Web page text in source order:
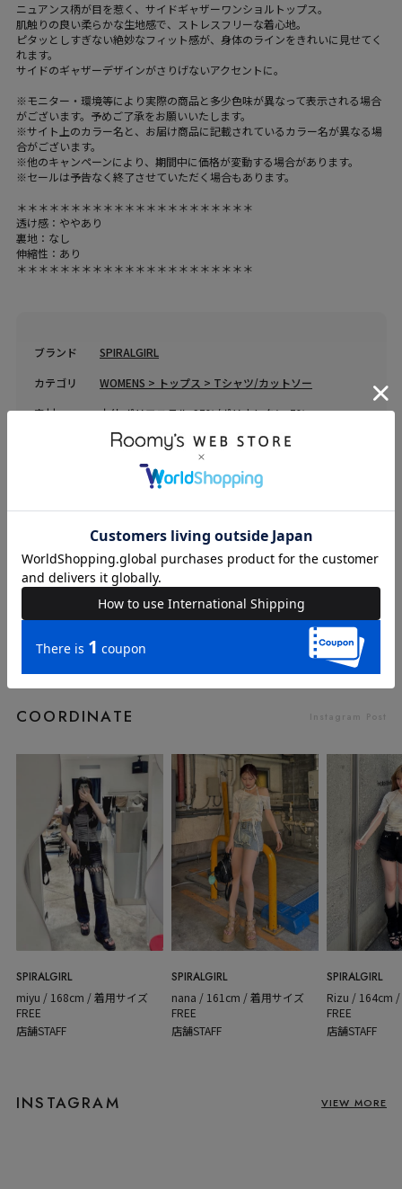
ニュアンス柄が目を惹く、サイドギャザーワンショルトップス。
肌触りの良い柔らかな生地感で、ストレスフリーな着心地。
ピタッとしすぎない絶妙なフィット感が、身体のラインをきれいに見せてく
れます。
サイドのギャザーデザインがさりげないアクセントに。
※モニター・環境等により実際の商品と多少色味が異なって表示される場合
がございます。予めご了承をお願いいたします。
※サイト上のカラー名と、お届け商品に記載されているカラー名が異なる場
合がございます。
※他のキャンペーンにより、期間中に価格が変動する場合があります。
※セールは予告なく終了させていただく場合もあります。
＊＊＊＊＊＊＊＊＊＊＊＊＊＊＊＊＊＊＊＊＊＊
透け感：ややあり
裏地：なし
伸縮性：あり
＊＊＊＊＊＊＊＊＊＊＊＊＊＊＊＊＊＊＊＊＊＊
ブランド
SPIRALGIRL
カテゴリ
WOMENS > トップス > Tシャツ/カットソー
素材
本体 ポリエステル-95%/ポリウレタン-5%
中国
605 円 (税込) （送料について）
サイドギャザーワンショルトップス
品番
64620524
COORDINATE Instagram Post
SPIRALGIRL
miyu / 168cm / 着用サイズ
FREE
店舗STAFF
SPIRALGIRL
nana / 161cm / 着用サイズ
FREE
店舗STAFF
SPIRALGIRL
Rizu / 164cm /
FREE
店舗STAFF
INSTAGRAM VIEW MORE